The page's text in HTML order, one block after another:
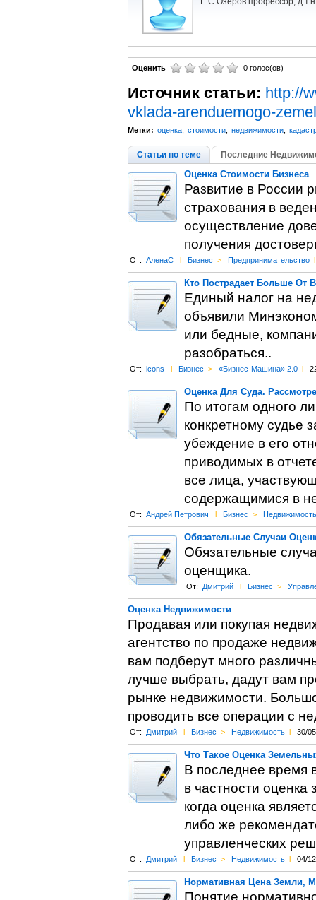
Оценить 0 голос(ов)
Источник статьи: http://
vklada-arenduemogo-
Метки: оценка, стоимости, недвижимости,
Статьи по теме Последние
Оценка Стоимости Бизнеса
Развитие в России
страхования в
осуществление
получения
От: АленаС l Бизнес > Предпринимательство l
Кто Пострадает Больше От
Единый налог на
объявили
или бедные,
разобраться..
От: icons l Бизнес > «Бизнес-Машина» 2.0 l
Оценка Для Суда.
По итогам одного
конкретному судье
убеждение в его
приводимых в
все лица,
содержащимися в
От: Андрей Петрович l Бизнес > Недвижимость
Обязательные Случаи
Обязательные
оценщика.
От: Дмитрий l Бизнес >
Оценка Недвижимости
Продавая или покупая
агентство по продаже
вам подберут много
лучше выбрать, дадут вам
рынке недвижимости.
проводить все операции с
От: Дмитрий l Бизнес > Недвижимость l 30/
Что Такое Оценка
В последнее время
в частности
когда оценка
либо же
управленческих
От: Дмитрий l Бизнес > Недвижимость l 04/
Нормативная Цена Земли,
Понятие